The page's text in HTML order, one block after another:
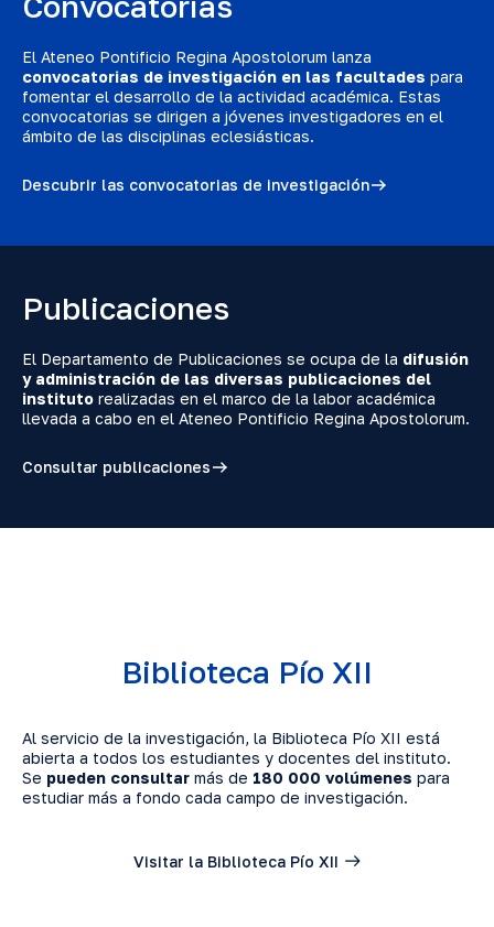
El Ateneo Pontificio Regina Apostolorum lanza
convocatorias de investigación en las facultades para
fomentar el desarrollo de la actividad académica. Estas
convocatorias se dirigen a jóvenes investigadores en el
ámbito de las disciplinas eclesiásticas.
Descubrir las convocatorias de investigación
Publicaciones
El Departamento de Publicaciones se ocupa de la difusión
y administración de las diversas publicaciones del
instituto realizadas en el marco de la labor académica
llevada a cabo en el Ateneo Pontificio Regina Apostolorum.
Consultar publicaciones
Biblioteca Pío XII
Al servicio de la investigación, la Biblioteca Pío XII está
abierta a todos los estudiantes y docentes del instituto.
Se pueden consultar más de 180 000 volúmenes para
estudiar más a fondo cada campo de investigación.
Visitar la Biblioteca Pío XII